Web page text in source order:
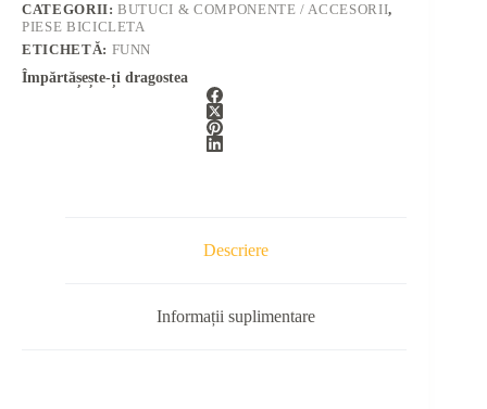
CATEGORII:BUTUCI & COMPONENTE / ACCESORII,
PIESE BICICLETA
ETICHETĂ: FUNN
Împărtășește-ți dragostea
Descriere
Informații suplimentare